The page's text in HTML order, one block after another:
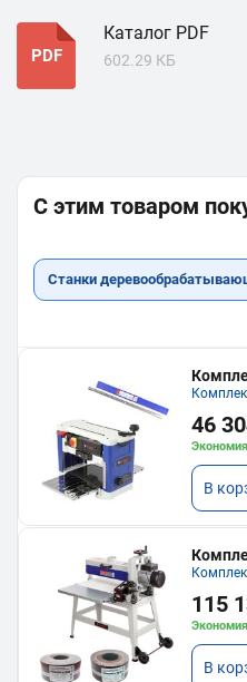
PDF
Каталог PDF
602.29 КБ
С этим товаром
Станки
46
В
115
В